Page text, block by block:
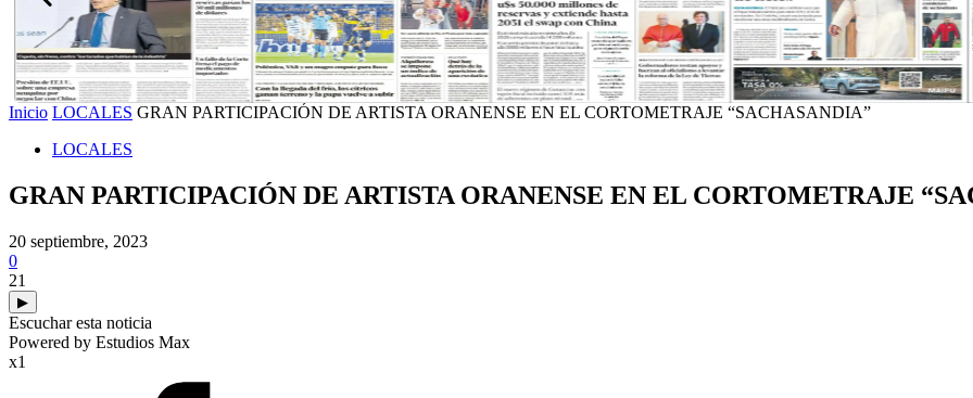
Inicio LOCALES GRAN PARTICIPACIÓN DE ARTISTA ORANENSE EN EL CORTOMETRAJE “SACHASANDIA”
LOCALES
GRAN PARTICIPACIÓN DE ARTISTA ORANENSE EN EL CORTOMETRAJE
20 septiembre, 2023
0
21
▶
Escuchar esta noticia
Powered by Estudios Max
x1